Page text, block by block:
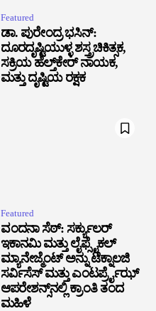
Featured
ಡಾ. ಪುರೇಂದ್ರ ಭಸಿನ್:
ದೂರದೃಷ್ಟಿಯುಳ್ಳ ಶಸ್ತ್ರಚಿಕಿತ್ಸಕ,
ಸಕ್ರಿಯ ಹೆಲ್ತ್‌ಕೇರ್ ನಾಯಕ,
ಮತ್ತು ದೃಷ್ಟಿಯ ರಕ್ಷಕ
Featured
ವಂದನಾ ಸೆಠ್: ಸರ್ಕ್ಯುಲರ್
ಇಕಾನಮಿ ಮತ್ತು ಲೈಫ್ಸೈಕಲ್
ಮ್ಯಾನೇಜ್ಮೆಂಟ್ ಅನ್ನು ಟೆಕ್ನಾಲಜಿ
ಸರ್ವಿಸೆಸ್ ಮತ್ತು ಎಂಟರ್ಪ್ರೈಝ್
ಆಪರೇಶನ್ಸ್‌ನಲ್ಲಿ ಕ್ರಾಂತಿ ತಂದ
ಮಹಿಳೆ